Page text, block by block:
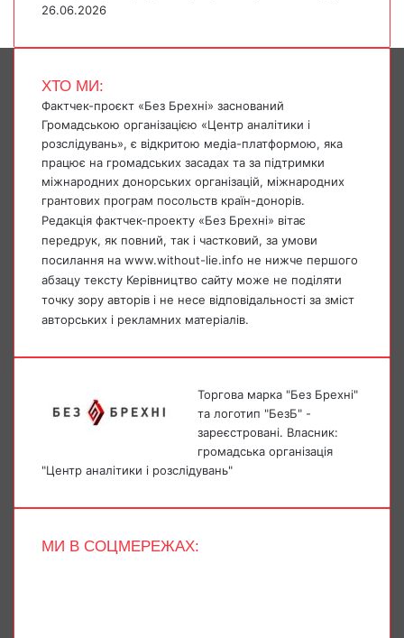
26.06.2026
ХТО МИ:
Фактчек-проєкт «Без Брехні» заснований
Громадською організацією «Центр аналітики і
розслідувань», є відкритою медіа-платформою, яка
працює на громадських засадах та за підтримки
міжнародних донорських організацій, міжнародних
грантових програм посольств країн-донорів.
Редакція фактчек-проекту «Без Брехні» вітає
передрук, як повний, так і частковий, за умови
посилання на www.without-lie.info не нижче першого
абзацу тексту Керівництво сайту може не поділяти
точку зору авторів і не несе відповідальності за зміст
авторських і рекламних матеріалів.
Торгова марка "Без Брехні"
та логотип "БезБ" -
зареєстровані. Власник:
громадська організація
"Центр аналітики і розслідувань"
МИ В СОЦМЕРЕЖАХ: